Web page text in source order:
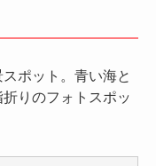
ポット。青い海と
りのフォトスポッ